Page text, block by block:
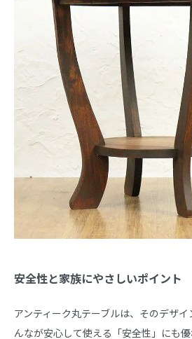
安全性と家族にやさしいポイント
アンティーク丸テーブルは、そのデザ
んなが安心して使える「安全性」にも